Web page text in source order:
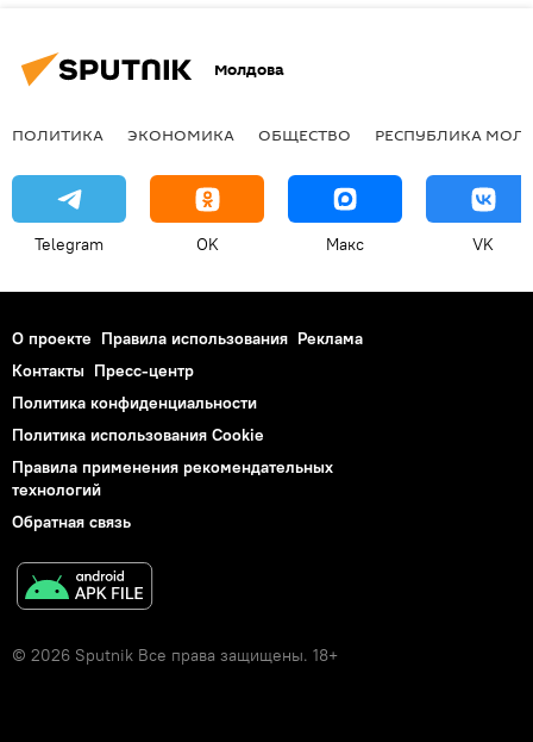
Молдова
ПОЛИТИКА ЭКОНОМИКА ОБЩЕСТВО РЕСПУБЛИКА
Telegram OK Макс VK
О проекте Правила использования Реклама
Контакты Пресс-центр
Политика конфиденциальности
Политика использования Cookie
Правила применения рекомендательных
технологий
Обратная связь
© 2026 Sputnik Все права защищены. 18+